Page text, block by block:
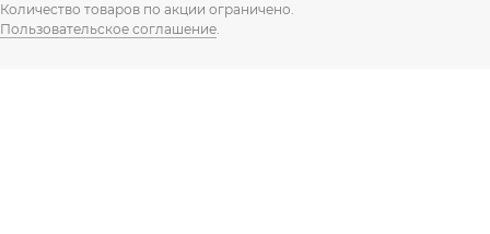
Количество товаров по акции ограничено.
Пользовательское соглашение.